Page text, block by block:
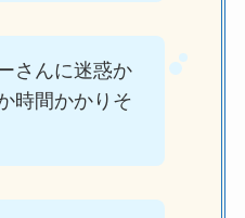
さんに迷惑か
時間かかりそ